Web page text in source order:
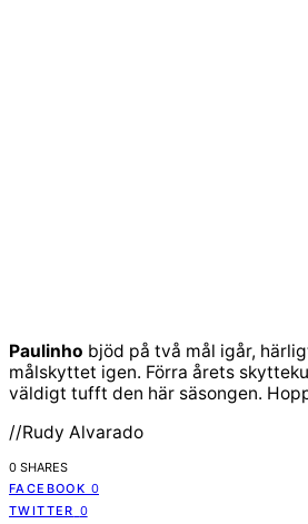
Paulinho bjöd på två mål igår,
målskyttet igen. Förra årets
väldigt tufft den här säsongen.
//Rudy Alvarado
0 SHARES
FACEBOOK 0
TWITTER 0